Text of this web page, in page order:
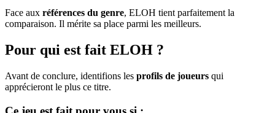
Face aux références du genre, ELOH tient parfaitement la
comparaison. Il mérite sa place parmi les meilleurs.
Pour qui est fait ELOH ?
Avant de conclure, identifions les profils de joueurs qui
apprécieront le plus ce titre.